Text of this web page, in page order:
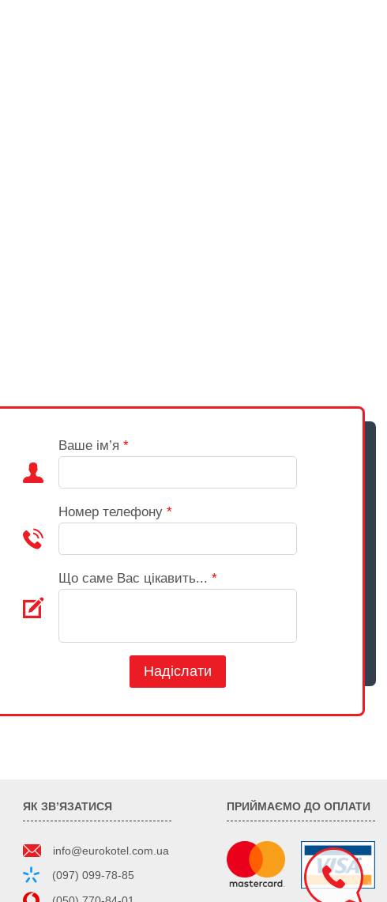
Ваше ім’я *
Номер телефону *
Що саме Вас цікавить... *
Надіслати
ЯК ЗВ’ЯЗАТИСЯ
info@eurokotel.com.ua
(097) 099-78-85
ПРИЙМАЄМО ДО ОПЛАТИ